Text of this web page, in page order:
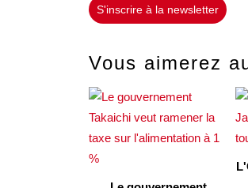
S'inscrire à la newsletter
Vous aimerez